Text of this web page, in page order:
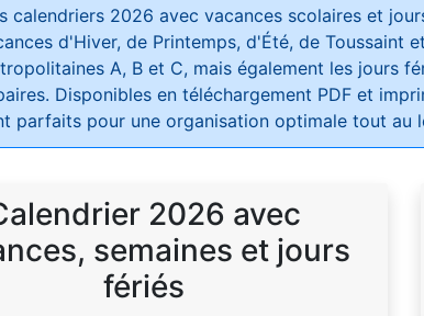
calendriers 2026 avec vacances scolaires et
d'Hiver, de Printemps, d'Été, de Toussaint
A, B et C, mais également les jours
Disponibles en téléchargement PDF et
parfaits pour une organisation optimale tout au
2026 avec
semaines et jours
fériés